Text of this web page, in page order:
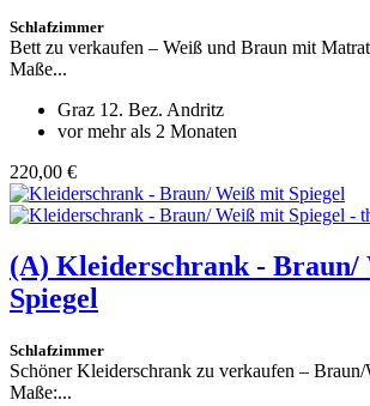
Schlafzimmer
Bett zu verkaufen – Weiß und Braun mit
Maße...
Graz 12. Bez. Andritz
vor mehr als 2 Monaten
220,00 €
(A) Kleiderschrank - Braun/
Spiegel
Schlafzimmer
Schöner Kleiderschrank zu verkaufen –
Maße:...